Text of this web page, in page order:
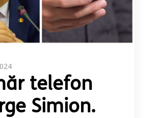
telefon
Simion.